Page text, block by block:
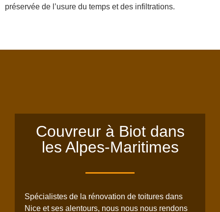
préservée de l’usure du temps et des infiltrations.
Couvreur à Biot dans
les Alpes-Maritimes
Spécialistes de la rénovation de toitures dans
Nice et ses alentours, nous nous nous rendons